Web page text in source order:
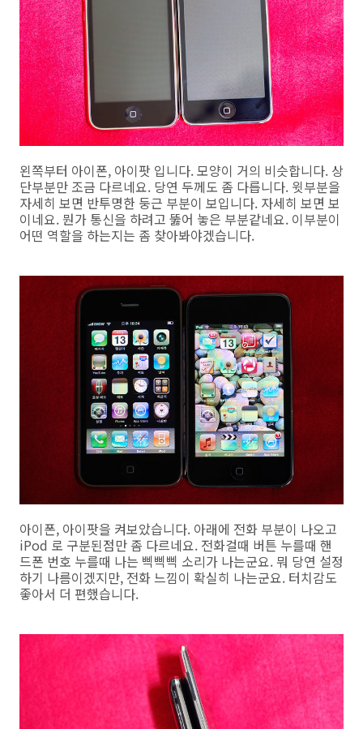
왼쪽부터 아이폰, 아이팟 입니다. 모양이 거의 비슷합니다. 상
단부분만 조금 다르네요. 당연 두께도 좀 다릅니다. 윗부분을
자세히 보면 반투명한 둥근 부분이 보입니다. 자세히 보면 보
이네요. 뭔가 통신을 하려고 뚫어 놓은 부분같네요. 이부분이
어떤 역할을 하는지는 좀 찾아봐야겠습니다.
아이폰, 아이팟을 켜보았습니다. 아래에 전화 부분이 나오고
iPod 로 구분된점만 좀 다르네요. 전화걸때 버튼 누를때 핸
드폰 번호 누를때 나는 삑삑삑 소리가 나는군요. 뭐 당연 설정
하기 나름이겠지만, 전화 느낌이 확실히 나는군요. 터치감도
좋아서 더 편했습니다.